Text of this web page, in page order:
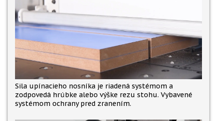
Sila upínacieho nosníka je riadená systémom a
zodpovedá hrúbke alebo výške rezu stohu. Vybavené
systémom ochrany pred zranením.